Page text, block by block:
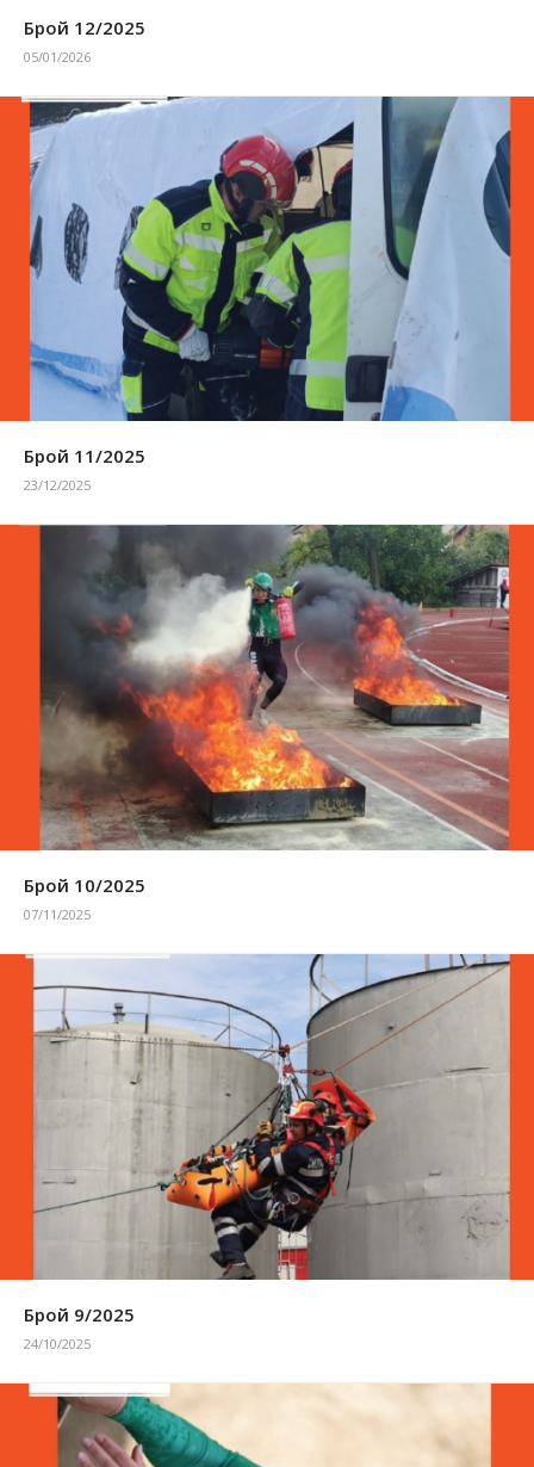
Брой 12/2025
05/01/2026
Брой 11/2025
23/12/2025
Брой 10/2025
07/11/2025
Брой 9/2025
24/10/2025